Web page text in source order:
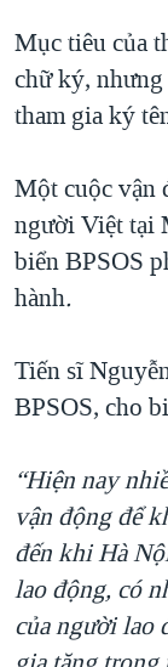
Mục tiêu của
chữ ký,
tham gia ký
Một cuộc vận
người Việt tại
biển BPSOS
hành.
Tiến sĩ
BPSOS, cho
“Hiện nay
vận động để
đến khi Hà
lao động, có
của người lao